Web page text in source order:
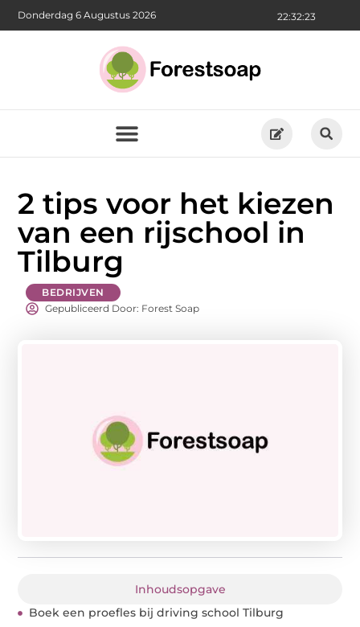
22:32:24
Donderdag 6 Augustus 2026
2 tips voor het kiezen
van een rijschool in
Tilburg
BEDRIJVEN
Gepubliceerd Door: Forest Soap
Inhoudsopgave
Boek een proefles bij driving school Tilburg